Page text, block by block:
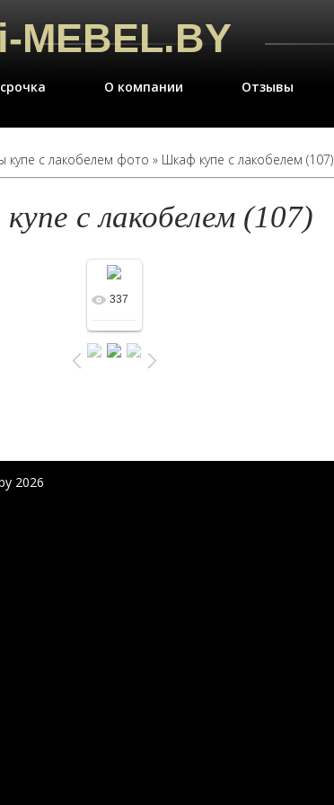
-MEBEL.BY
О компании Отзывы
купе с лакобелем фото » Шкаф купе с лакобелем (107)
с лакобелем (107)
В
реальном
337
2026